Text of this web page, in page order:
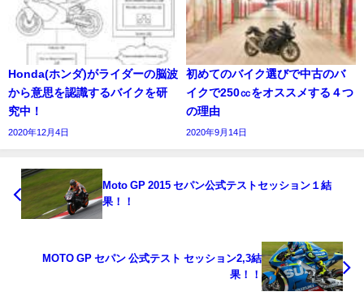
Honda(ホンダ)がライダーの脳波
から意思を認識するバイクを研
究中！
2020年12月4日
初めてのバイク選びで中古のバ
イクで250㏄をオススメする４つ
の理由
2020年9月14日
Moto GP 2015 セパン公式テストセッション１結
果！！
MOTO GP セパン 公式テスト セッション2,3結
果！！